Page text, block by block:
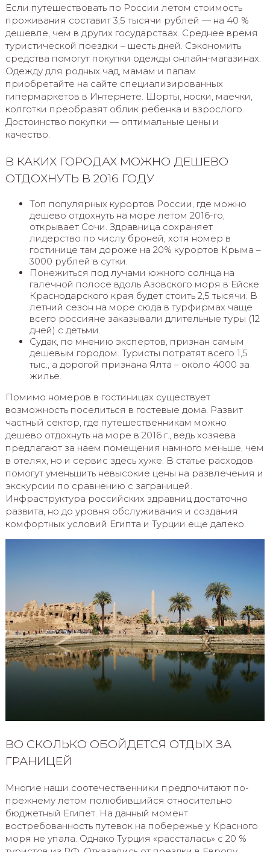
Если путешествовать по России летом стоимость
проживания составит 3,5 тысячи рублей — на 40 %
дешевле, чем в других государствах. Среднее время
туристической поездки – шесть дней. Сэкономить
средства помогут покупки одежды онлайн-магазинах.
Одежду для родных чад, мамам и папам
приобретайте на сайте специализированных
гипермаркетов в Интернете. Шорты, носки, маечки,
колготки преобразят облик ребенка и взрослого.
Достоинство покупки — оптимальные цены и
качество.
В КАКИХ ГОРОДАХ МОЖНО ДЕШЕВО
ОТДОХНУТЬ В 2016 ГОДУ
Топ популярных курортов России, где можно
дешево отдохнуть на море летом 2016-го,
открывает Сочи. Здравница сохраняет
лидерство по числу броней, хотя номер в
гостинице там дороже на 20% курортов Крыма –
3000 рублей в сутки.
Понежиться под лучами южного солнца на
галечной полосе вдоль Азовского моря в Ейске
Краснодарского края будет стоить 2,5 тысячи. В
летний сезон на море сюда в турфирмах чаще
всего россияне заказывали длительные туры (12
дней) с детьми.
Судак, по мнению экспертов, признан самым
дешевым городом. Туристы потратят всего 1,5
тыс., а дорогой признана Ялта – около 4000 за
жилье.
Помимо номеров в гостиницах существует
возможность поселиться в гостевые дома. Развит
частный сектор, где путешественникам можно
дешево отдохнуть на море в 2016 г., ведь хозяева
предлагают за наем помещения намного меньше, чем
в отелях, но и сервис здесь хуже. В статье расходов
помогут уменьшить невысокие цены на развлечения и
экскурсии по сравнению с заграницей.
Инфраструктура российских здравниц достаточно
развита, но до уровня обслуживания и создания
комфортных условий Египта и Турции еще далеко.
ВО СКОЛЬКО ОБОЙДЕТСЯ ОТДЫХ ЗА
ГРАНИЦЕЙ
Многие наши соотечественники предпочитают по-
прежнему летом полюбившийся относительно
бюджетный Египет. На данный момент
востребованность путевок на побережье у Красного
моря не упала. Однако Турция «рассталась» с 20 %